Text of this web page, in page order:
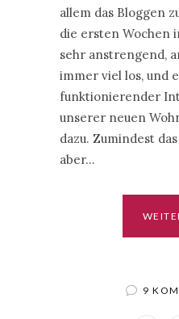
allem das Bloggen
die ersten Wochen
sehr anstrengend,
immer viel los, und
funktionierender
unserer neuen
dazu. Zumindest
aber…
9